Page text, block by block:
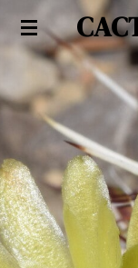
Zum
Hauptinhalt
springen